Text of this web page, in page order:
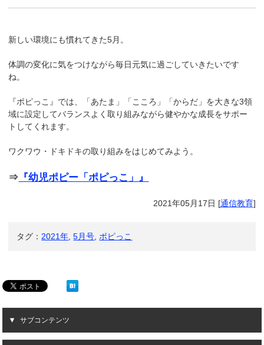
新しい環境にも慣れてきた5月。
体調の変化に気をつけながら毎日元気に過ごしていきたいです
ね。
『ポピっこ』では、「あたま」「こころ」「からだ」を大きな3領
域に設定してバランスよく取り組みながら健やかな成長をサポー
トしてくれます。
ワクワウ・ドキドキの取り組みをはじめてみよう。
⇒ 『幼児ポピー「ポピっこ」』
2021年05月17日 [通信教育]
タグ： 2021年 ,5月号 ポピっこ
サブコンテンツ